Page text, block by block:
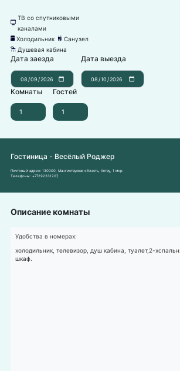
넎
ТВ со спутниковыми
каналами
녒 Холодильник 댃 Санузел
댴 Душевая кабина
Дата заезда Дата выезда
Комнаты Гостей
Гостиница - Весёлый Роджер
Почтовый адрес: 130000, Мангистауская область, Актау, 1 мкр.
Телефоны: +77292331207,
Описание комнаты